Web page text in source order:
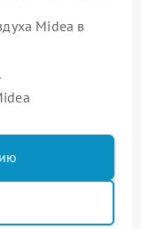
Midea в